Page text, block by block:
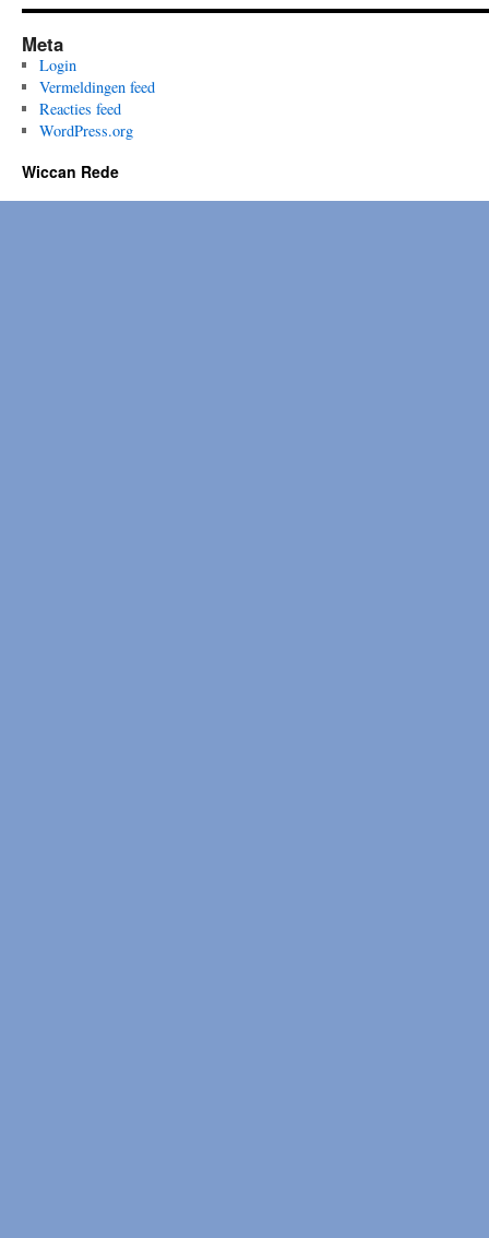
Meta
Login
Vermeldingen feed
Reacties feed
WordPress.org
Wiccan Rede